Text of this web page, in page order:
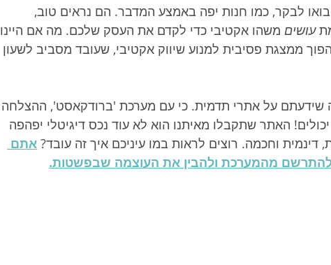
לבקר, כמו חנות יפה באמצע המדבר. הם נראים טוב,
עושים משהו אקטיבי כדי לקדם את העסק שלכם. מה אם היינו
ממצגת פסיבית למנוע שיווק אקטיבי, שעובד מסביב לשעון
שידעתם על אתרי תדמית. כי עם מערכת 'ברודקאסט', ההצלחה
האתר שתקבלו מאיתנו הוא לא עוד נכס דיגיטלי יפהפה
דינמית וחכמה. רוצים לראות במו עיניכם איך זה עובד? אתם
להתרשם מהמערכת ולהבין את העוצמה שבפשטות.